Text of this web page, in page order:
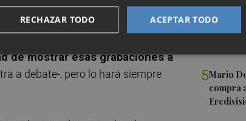
4 Foios
5Mario
compra
debe a dos puntos concretos: el
tan salpicada por los
profesional español; segundo,
de mostrar esas grabaciones a
a debate-, pero lo hará siempre
ACEPTAR TODO
RECHAZAR TODO